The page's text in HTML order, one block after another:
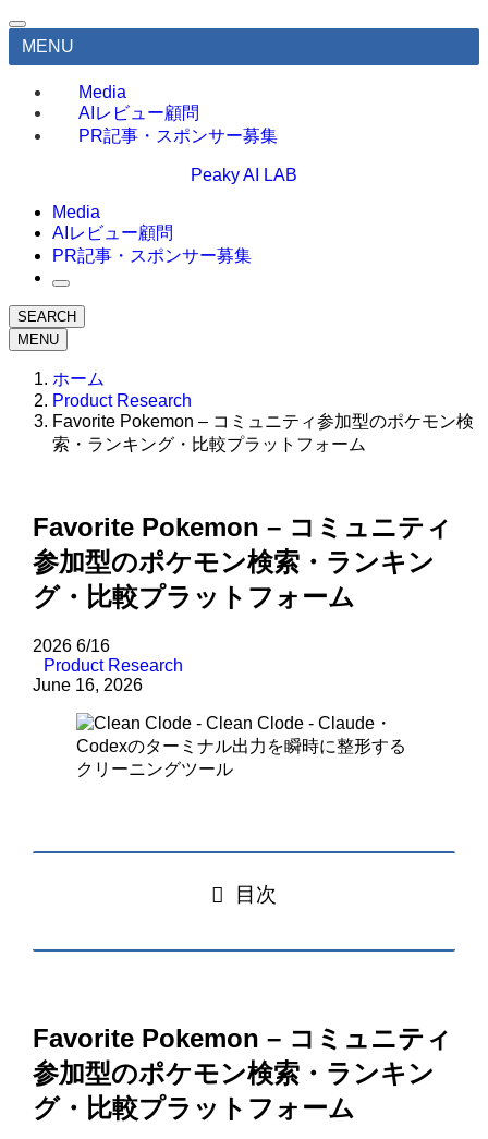
MENU
Media
AIレビュー顧問
PR記事・スポンサー募集
Peaky AI LAB
Media
AIレビュー顧問
PR記事・スポンサー募集
SEARCH
MENU
ホーム
Product Research
Favorite Pokemon – コミュニティ参加型のポケモン検
索・ランキング・比較プラットフォーム
Favorite Pokemon – コミュニティ
参加型のポケモン検索・ランキン
グ・比較プラットフォーム
2026 6/16
Product Research
June 16, 2026
目次
Favorite Pokemon – コミュニティ
参加型のポケモン検索・ランキン
グ・比較プラットフォーム